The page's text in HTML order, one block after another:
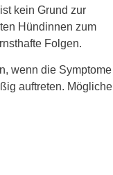
kein Grund zur
Hündinnen zum
Folgen.
wenn die Symptome
auftreten. Mögliche